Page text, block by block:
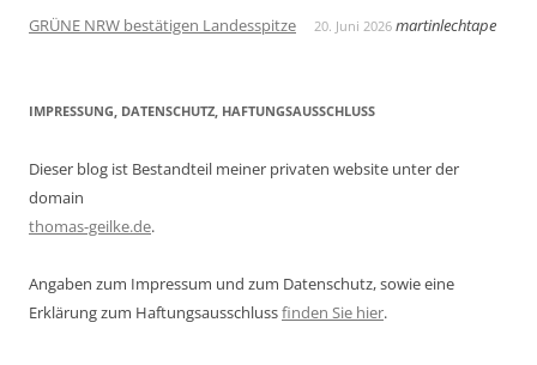
GRÜNE NRW bestätigen Landesspitze
20. Juni 2026 martinlechtape
IMPRESSUNG, DATENSCHUTZ, HAFTUNGSAUSSCHLUSS
Dieser blog ist Bestandteil meiner privaten website unter der
domain
thomas-geilke.de.
Angaben zum Impressum und zum Datenschutz, sowie eine
Erklärung zum Haftungsausschlussfinden Sie hier.